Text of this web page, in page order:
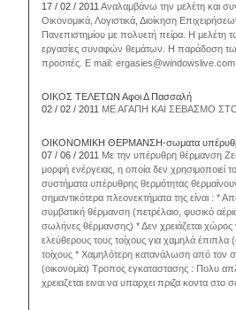
17 / 02 / 2011 Αναλαμβάνω την μελέτη και
Οικονομικά, Λογιστικά, Διοίκηση
Πανεπιστημίου με πολυετή πείρα. Η μελέτη
εργασίες συναφών θεμάτων. Η παράδοση των
προσιτές. E mail:
ΟΙΚΟΣ ΤΕΛΕΤΩΝ Αφοι Δ Πασσαλή
02 / 02 / 2011 ΜΕ ΑΓΑΠΗ ΚΑΙ ΣΕΒΑΣΜΟ
ΟΙΚΟΝΟΜΙΚΗ ΘΕΡΜΑΝΣΗ-σωματα
07 / 06 / 2011 Με την υπέρυθρη θέρμανση
μορφή ενέργειας, η οποία δεν
συστήματα υπέρυθρης θερμότητας
σημαντικότερα πλεονεκτήματα της είναι : *
συμβατική θέρμανση (πετρέλαιο, φυσικό
σωλήνες θέρμανσης) * Δεν χρειάζεται χώρος
ελεύθερους τους τοίχους για χαμηλά
τοίχους * Χαμηλότερη κατανάλωση από τον
(οικονομία) Τροπος εγκαταστασης : Πολυ
χρειαζεται ειναι να υπαρχει πριζα κοντα στο